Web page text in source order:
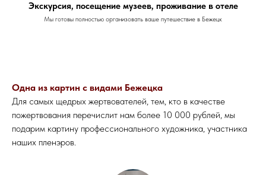
Экскурсия, посещение музеев, проживание в отеле
Мы готовы полностью организовать ваше путешествие в Бежецк
Одна из картин с видами Бежецка
Для самых щедрых жертвователей, тем, кто в качестве
пожертвования перечислит нам более 10 000 рублей, мы
подарим картину профессионального художника, участника
наших пленэров.